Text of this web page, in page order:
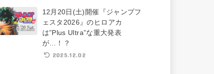
12月20日(土)開催『ジャンプフ
ェスタ2026』のヒロアカ
は”Plus Ultra”な重大発表
が…！？
2025.12.02